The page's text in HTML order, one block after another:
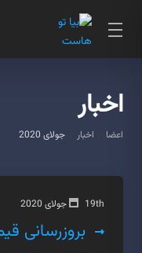
اخبار
اعضا اخبار جولای 2020
19th جولای 2020
بروزرسانی